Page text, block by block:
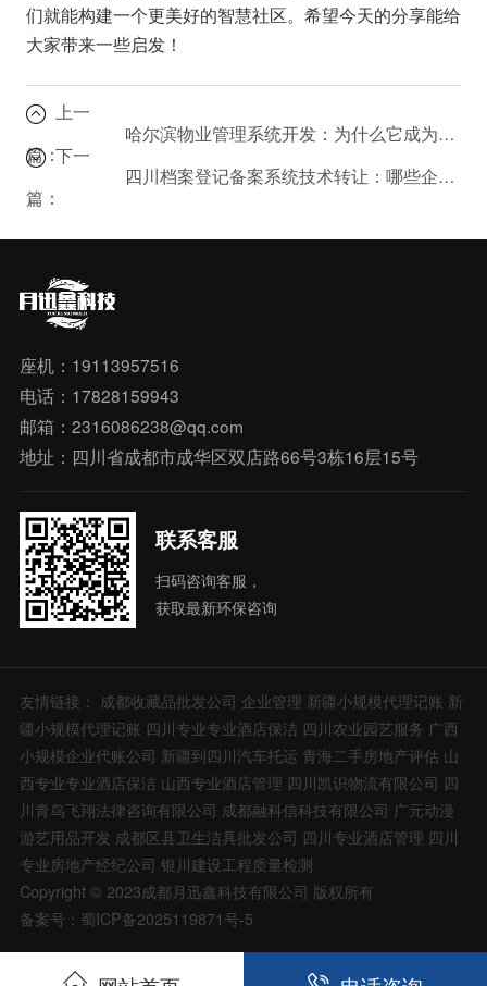
们就能构建一个更美好的智慧社区。希望今天的分享能给
大家带来一些启发！
上一
篇：
哈尔滨物业管理系统开发：为什么它成为智慧社区的核心？
下一
篇：
四川档案登记备案系统技术转让：哪些企业需要这项服务？
座机：19113957516
电话：17828159943
邮箱：2316086238@qq.com
地址：四川省成都市成华区双店路66号3栋16层15号
联系客服
扫码咨询客服，
获取最新环保咨询
友情链接： 成都收藏品批发公司 企业管理 新疆小规模代理记账 新
疆小规模代理记账 四川专业专业酒店保洁 四川农业园艺服务 广西
小规模企业代账公司 新疆到四川汽车托运 青海二手房地产评估 山
西专业专业酒店保洁 山西专业酒店管理 四川凯识物流有限公司 四
川青鸟飞翔法律咨询有限公司 成都融科信科技有限公司 广元动漫
游艺用品开发 成都区县卫生洁具批发公司 四川专业酒店管理 四川
专业房地产经纪公司 银川建设工程质量检测
Copyright © 2023成都月迅鑫科技有限公司 版权所有
备案号：蜀ICP备2025119871号-5